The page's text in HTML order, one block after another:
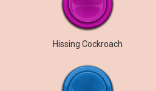
Hissing Cockroach